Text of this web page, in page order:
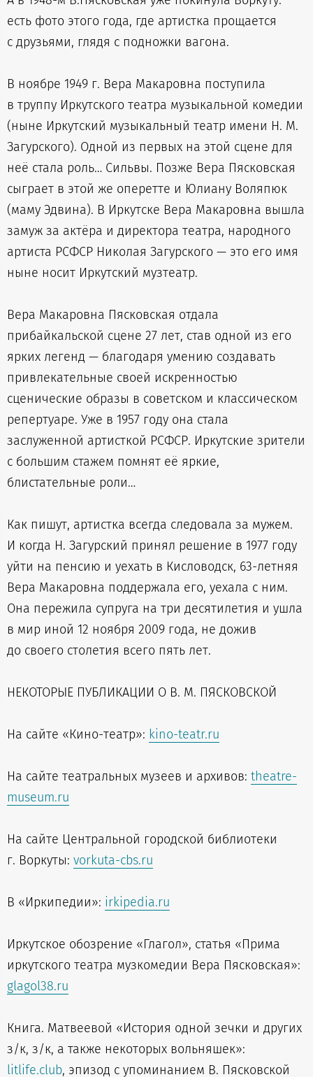
есть фото этого года, где артистка прощается
с друзьями, глядя с подножки вагона.
В ноябре 1949 г. Вера Макаровна поступила
в труппу Иркутского театра музыкальной комедии
(ныне Иркутский музыкальный театр имени Н. М.
Загурского). Одной из первых на этой сцене для
неё стала роль… Сильвы. Позже Вера Пясковская
сыграет в этой же оперетте и Юлиану Воляпюк
(маму Эдвина). В Иркутске Вера Макаровна вышла
замуж за актёра и директора театра, народного
артиста РСФСР Николая Загурского — это его имя
ныне носит Иркутский музтеатр.
Вера Макаровна Пясковская отдала
прибайкальской сцене 27 лет, став одной из его
ярких легенд — благодаря умению создавать
привлекательные своей искренностью
сценические образы в советском и классическом
репертуаре. Уже в 1957 году она стала
заслуженной артисткой РСФСР. Иркутские зрители
с большим стажем помнят её яркие,
блистательные роли…
Как пишут, артистка всегда следовала за мужем.
И когда Н. Загурский принял решение в 1977 году
уйти на пенсию и уехать в Кисловодск, 63-летняя
Вера Макаровна поддержала его, уехала с ним.
Она пережила супруга на три десятилетия и ушла
в мир иной 12 ноября 2009 года, не дожив
до своего столетия всего пять лет.
НЕКОТОРЫЕ ПУБЛИКАЦИИ О В. М. ПЯСКОВСКОЙ
На сайте «Кино-театр»: kino-teatr.ru
На сайте театральных музеев и архивов: theatre-
museum.ru
На сайте Центральной городской библиотеки
г. Воркуты: vorkuta-cbs.ru
В «Иркипедии»: irkipedia.ru
Иркутское обозрение «Глагол», статья «Прима
иркутского театра музкомедии Вера Пясковская»:
glagol38.ru
Книга. Матвеевой «История одной зечки и других
з/к, з/к, а также некоторых вольняшек»:
litlife.club, эпизод с упоминанием В. Пясковской